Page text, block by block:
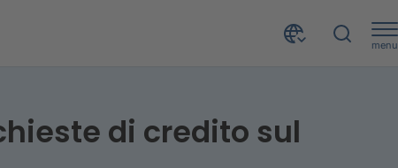
menu
di credito sul